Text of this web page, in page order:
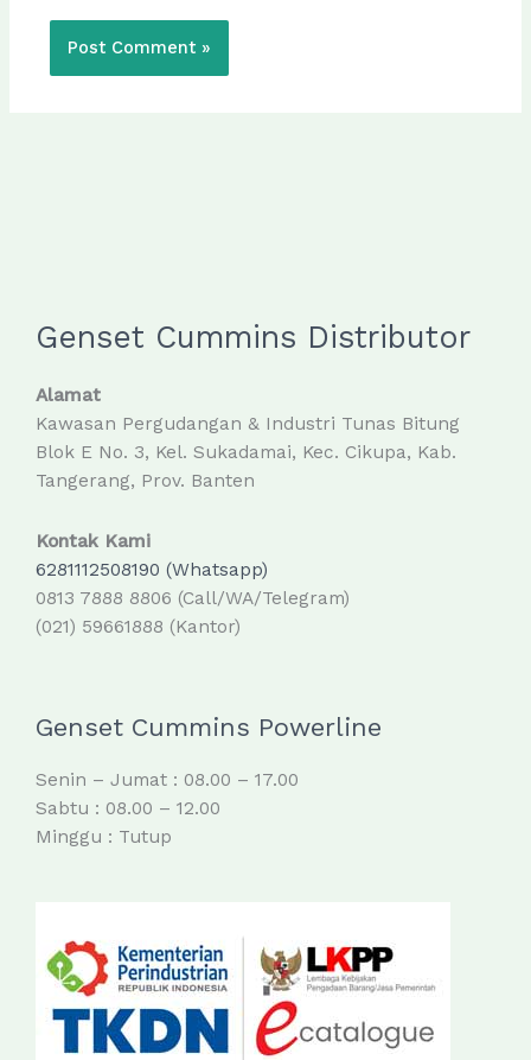
Genset Cummins Distributor
Alamat
Kawasan Pergudangan & Industri Tunas Bitung
Blok E No. 3, Kel. Sukadamai, Kec. Cikupa, Kab.
Tangerang, Prov. Banten
Kontak Kami
6281112508190 (Whatsapp)
0813 7888 8806 (Call/WA/Telegram)
(021) 59661888 (Kantor)
Genset Cummins Powerline
Senin – Jumat : 08.00 – 17.00
Sabtu : 08.00 – 12.00
Minggu : Tutup